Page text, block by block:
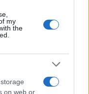
my
the
on web or